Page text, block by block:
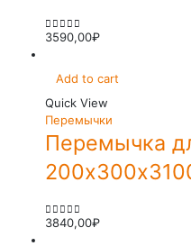
0out of 5
3590,00₽
Add to cart
Quick View
Перемычки
Перемычка
0out of 5
3840,00₽